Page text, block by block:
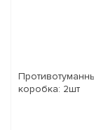
коробка: 2шт